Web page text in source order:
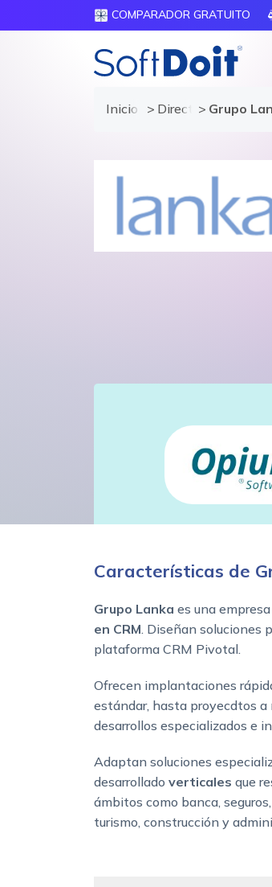
COMPARADOR GRATUITO
Inicio Directorio deGrupo
Características de
Grupo Lanka es una
en CRM. Diseñan soluciones
plataforma CRM Pivotal.
Ofrecen implantaciones
estándar, hasta proyecdtos a
desarrollos especializados e
Adaptan soluciones
desarrollado verticales que
ámbitos como banca,
turismo, construcción y